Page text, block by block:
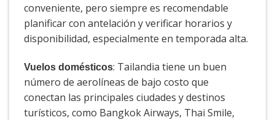
conveniente, pero siempre es recomendable
planificar con antelación y verificar horarios y
disponibilidad, especialmente en temporada alta.
Vuelos domésticos: Tailandia tiene un buen
número de aerolíneas de bajo costo que
conectan las principales ciudades y destinos
turísticos, como Bangkok Airways, Thai Smile,